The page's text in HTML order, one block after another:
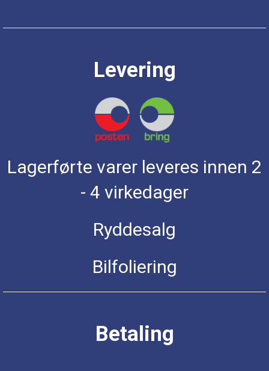
Levering
Lagerførte varer leveres innen 2
- 4 virkedager
Ryddesalg
Bilfoliering
Betaling